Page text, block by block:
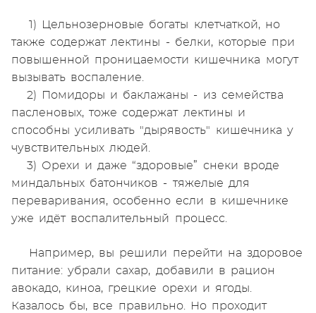
1) Цельнозерновые богаты клетчаткой, но
также содержат лектины - белки, которые при
повышенной проницаемости кишечника могут
вызывать воспаление.
2) Помидоры и баклажаны - из семейства
пасленовых, тоже содержат лектины и
способны усиливать "дырявость" кишечника у
чувствительных людей.
3) Орехи и даже “здоровые” снеки вроде
миндальных батончиков - тяжелые для
переваривания, особенно если в кишечнике
уже идёт воспалительный процесс.
Например, вы решили перейти на здоровое
питание: убрали сахар, добавили в рацион
авокадо, киноа, грецкие орехи и ягоды.
Казалось бы, все правильно. Но проходит